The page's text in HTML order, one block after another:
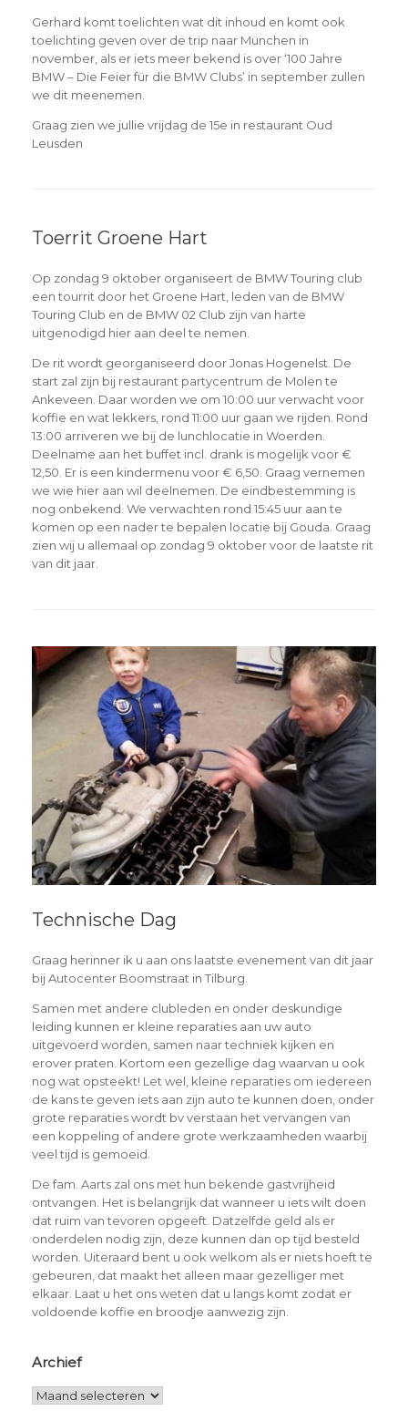
Gerhard komt toelichten wat dit inhoud en komt ook
toelichting geven over de trip naar München in
november, als er iets meer bekend is over ‘100 Jahre
BMW – Die Feier für die BMW Clubs’ in september zullen
we dit meenemen.
Graag zien we jullie vrijdag de 15e in restaurant Oud
Leusden
Toerrit Groene Hart
Op zondag 9 oktober organiseert de BMW Touring club
een tourrit door het Groene Hart, leden van de BMW
Touring Club en de BMW 02 Club zijn van harte
uitgenodigd hier aan deel te nemen.
De rit wordt georganiseerd door Jonas Hogenelst. De
start zal zijn bij restaurant partycentrum de Molen te
Ankeveen. Daar worden we om 10:00 uur verwacht voor
koffie en wat lekkers, rond 11:00 uur gaan we rijden. Rond
13:00 arriveren we bij de lunchlocatie in Woerden.
Deelname aan het buffet incl. drank is mogelijk voor €
12,50. Er is een kindermenu voor € 6,50. Graag vernemen
we wie hier aan wil deelnemen. De eindbestemming is
nog onbekend. We verwachten rond 15:45 uur aan te
komen op een nader te bepalen locatie bij Gouda. Graag
zien wij u allemaal op zondag 9 oktober voor de laatste rit
van dit jaar.
Technische Dag
Graag herinner ik u aan ons laatste evenement van dit jaar
bij Autocenter Boomstraat in Tilburg.
Samen met andere clubleden en onder deskundige
leiding kunnen er kleine reparaties aan uw auto
uitgevoerd worden, samen naar techniek kijken en
erover praten. Kortom een gezellige dag waarvan u ook
nog wat opsteekt! Let wel, kleine reparaties om iedereen
de kans te geven iets aan zijn auto te kunnen doen, onder
grote reparaties wordt bv verstaan het vervangen van
een koppeling of andere grote werkzaamheden waarbij
veel tijd is gemoeid.
De fam. Aarts zal ons met hun bekende gastvrijheid
ontvangen. Het is belangrijk dat wanneer u iets wilt doen
dat ruim van tevoren opgeeft. Datzelfde geld als er
onderdelen nodig zijn, deze kunnen dan op tijd besteld
worden. Uiteraard bent u ook welkom als er niets hoeft te
gebeuren, dat maakt het alleen maar gezelliger met
elkaar. Laat u het ons weten dat u langs komt zodat er
voldoende koffie en broodje aanwezig zijn.
Archief
Archief